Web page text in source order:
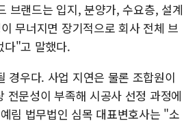
브랜드는 입지, 분양가, 수요층, 설계
무너지면 장기적으로 회사 전체 브
다"고 말했다.
경우다. 사업 지연은 물론 조합원이
문성이 부족해 시공사 선정 과정에
림 법무법인 심목 대표변호사는 "소